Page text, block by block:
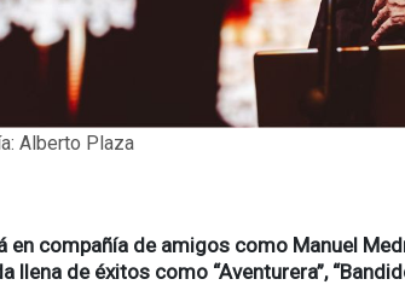
Alberto Plaza
en compañía de amigos como Manuel
llena de éxitos como “Aventurera”,